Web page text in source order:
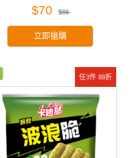
$70 $88
立即搶購
任3件 88折